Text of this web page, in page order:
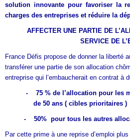
solution innovante pour favoriser la
charges des entreprises et réduire la
AFFECTER UNE PARTIE DE
SERVICE DE
France Défis propose de donner la liberté
transférer une partie de son allocation
entreprise qui l’embaucherait en contrat à
-
75 % de l’allocation pour les
de 50 ans ( cibles prioritaires )
- 50% pour tous les autres
Par cette prime à une reprise d’emploi